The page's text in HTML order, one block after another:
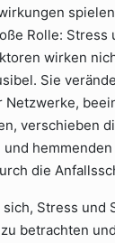
Rolle: Stress
wirken
Sie
Netzwerke,
verschieben
die
Stress und
betrachten